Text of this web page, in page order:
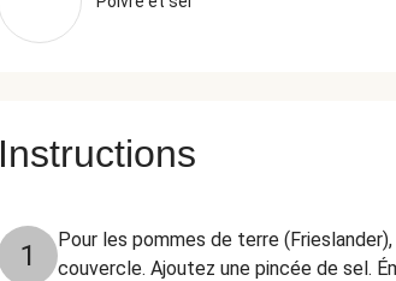
Instructions
1
Pour les pommes de terre
couvercle. Ajoutez une pincée de sel.